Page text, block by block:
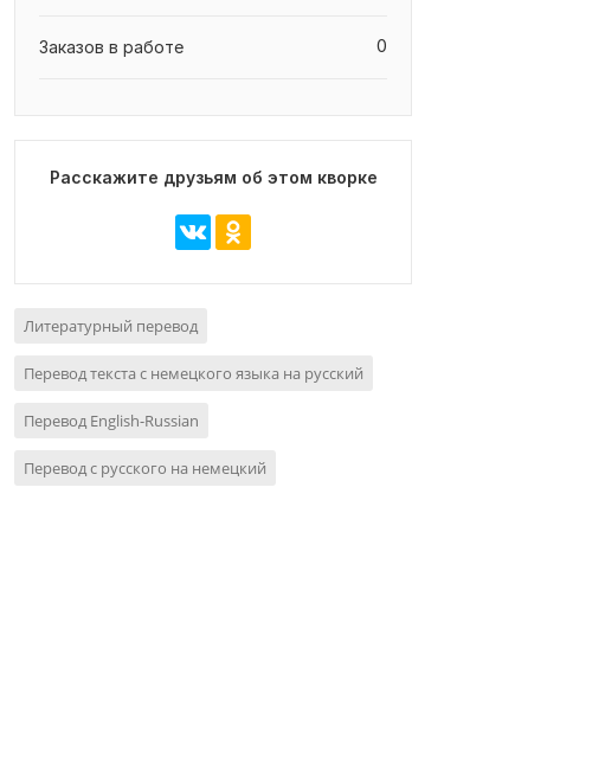
0
Заказов в работе
Расскажите друзьям об этом кворке
Литературный перевод
Перевод текста с немецкого языка на русский
Перевод English-Russian
Перевод с русского на немецкий